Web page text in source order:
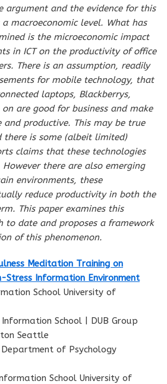
argument and the evidence for this
macroeconomic level. What has
is the microeconomic impact
in ICT on the productivity of office
There is an assumption, readily
for mobile technology, that
laptops, Blackberrys,
are good for business and make
and productive. This may be true
there is some (albeit limited)
claims that these technologies
there are also emerging
environments, these
reduce productivity in both the
This paper examines this
to date and proposes a framework
of this phenomenon.
Meditation Training on
Stress Information Environment
School University of
School | DUB Group
Seattle
of Psychology
School University of